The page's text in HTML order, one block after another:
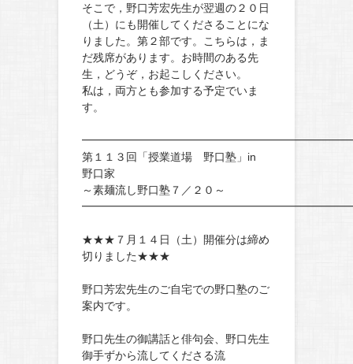
そこで，野口芳宏先生が翌週の２０日
（土）にも開催してくださることにな
りました。第２部です。こちらは，ま
だ残席があります。お時間のある先
生，どうぞ，お起こしください。
私は，両方とも参加する予定でいま
す。
第１１３回「授業道場 野口塾」in
野口家
～素麺流し野口塾７／２０～
★★★７月１４日（土）開催分は締め
切りました★★★
野口芳宏先生のご自宅での野口塾のご
案内です。
野口先生の御講話と俳句会、野口先生
御手ずから流してくださる流